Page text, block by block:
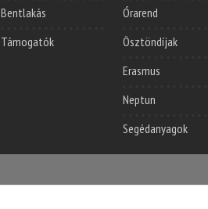
Bentlakás
Támogatók
Órarend
Ösztöndíjak
Erasmus
Neptun
Segédanyagok